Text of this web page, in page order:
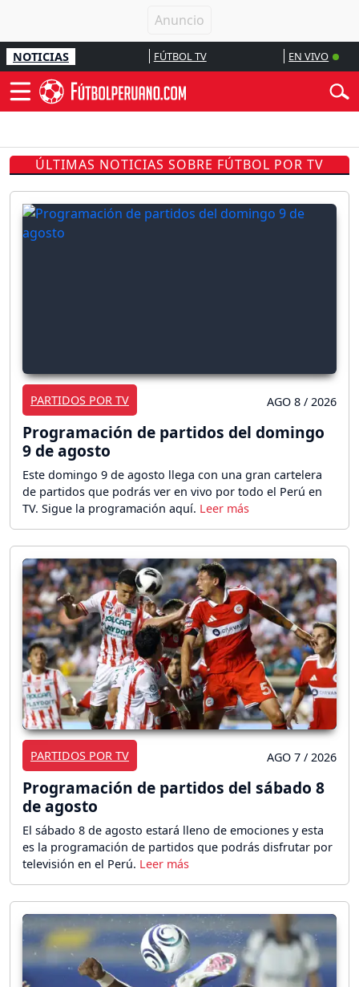
NOTICIAS FÚTBOL TV EN VIVO
ÚLTIMAS NOTICIAS SOBRE FÚTBOL POR TV
PARTIDOS POR TV AGO 8 / 2026
Programación de partidos del domingo
9 de agosto
Este domingo 9 de agosto llega con una gran cartelera
de partidos que podrás ver en vivo por todo el Perú en
TV. Sigue la programación aquí.
PARTIDOS POR TV AGO 7 / 2026
Programación de partidos del sábado 8
de agosto
El sábado 8 de agosto estará lleno de emociones y esta
es la programación de partidos que podrás disfrutar por
televisión en el Perú.